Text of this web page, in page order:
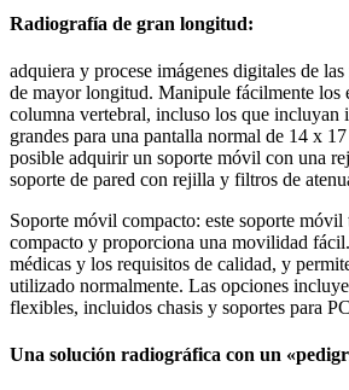
Radiografía de gran longitud:
adquiera y procese imágenes digitales de
de mayor longitud. Manipule fácilmente los
columna vertebral, incluso los que incluyan
grandes para una pantalla normal de 14 x
posible adquirir un soporte móvil con una
soporte de pared con rejilla y filtros de
Soporte móvil compacto: este soporte móvil
compacto y proporciona una movilidad
médicas y los requisitos de calidad, y
utilizado normalmente. Las opciones
flexibles, incluidos chasis y soportes para
Una solución radiográfica con un